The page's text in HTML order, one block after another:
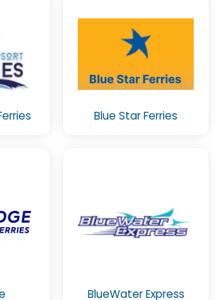
Blue Star Ferries
BlueWater Express